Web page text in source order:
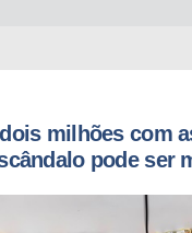
milhões com
pode ser